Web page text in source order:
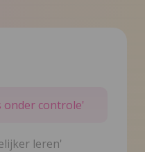
onder controle'
leren'